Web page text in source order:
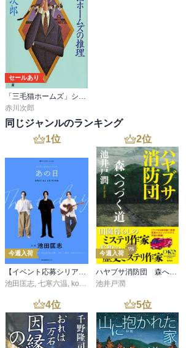
セールあり
「三毛猫ホームズ」シリーズ
赤川次郎
同じジャンルのランキング
1位
今週入荷
池田匡志 七寒六温 konoko58 ,村崎キコ
2位
今週入荷
池井戸潤
4位 5位